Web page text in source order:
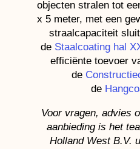
objecten stralen tot
x 5 meter, met een
straalcapaciteit
de Staalcoating hal
efficiënte toevoer
de
de
Voor vragen, advies
aanbieding is het
Holland West B.V.